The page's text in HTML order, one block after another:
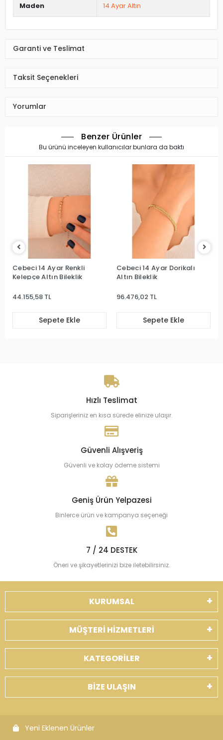
Maden 14 Ayar Altın
Garanti ve Teslimat
Taksit Seçenekleri
Yorumlar
Benzer Ürünler
Bu ürünü inceleyen kullanıcılar bunlara da baktı
Cebeci 14 Ayar Renkli
Kelepçe Altın Bileklik
44.155,58 TL
Sepete Ekle
Cebeci 14 Ayar Dorikalı
Altın Bileklik
96.476,02 TL
Sepete Ekle
Hızlı Teslimat
Siparişleriniz en kısa sürede elinize ulaşır.
Güvenli Alışveriş
Güvenli ve kolay ödeme sistemi
Geniş Ürün Yelpazesi
Binlerce ürün ve kampanya seçeneği
7 / 24 DESTEK
Öneri ve şikayetlerinizi bize iletebilirsiniz.
KURUMSAL
MÜŞTERİ HİZMETLERİ
KATEGORİLER
BİZE ULAŞIN
Yeni Eklenen Ürünler